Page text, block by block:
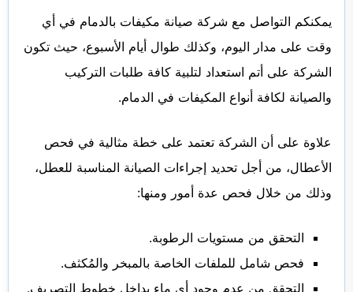
يمكنكم التواصل مع شركة صيانة مكيفات بالدمام في أي
وقت على مدار اليوم، وكذلك طوال أيام الأسبوع، حيث تكون
الشركة على أتم استعداد لتلبية كافة طلبات التركيب
والصيانة لكافة أنواع المكيفات في الدمام.
علاوة على أن الشركة تعتمد على خطة مثالية في فحص
الأعطال، من أجل تحديد إجراءات الصيانة المناسبة للعطل،
وذلك من خلال فحص عدة أمور ومنها:
التحقق من مستويات الرطوبة.
فحص شامل للملفات الخاصة بالمبخر والمُكثف.
التحقق من عدم وجود أي ماء بداخل خطوط التصريف.